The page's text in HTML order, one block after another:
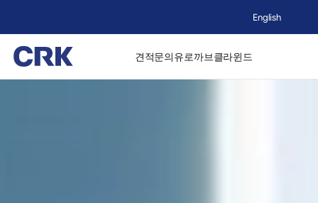
English
견적문의유로까브클라윈드